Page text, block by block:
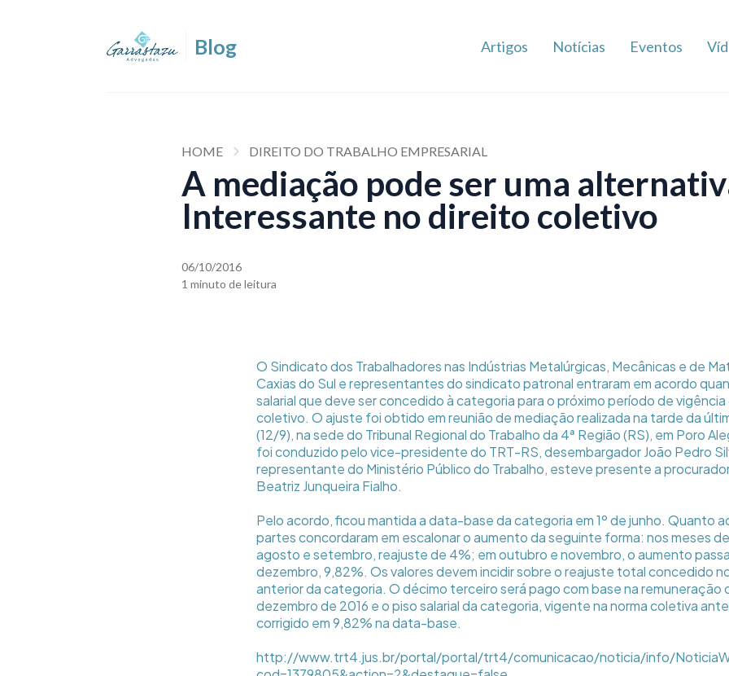
Artigos Notícias Eventos
HOME DIREITO DO TRABALHO EMPRESARIAL
A mediação pode ser uma
Interessante no direito coletivo
06/10/2016
1 minuto de leitura
O Sindicato dos Trabalhadores nas Indústrias Metalúrgicas, Mecânicas e de
Caxias do Sul e representantes do sindicato patronal entraram em acordo
salarial que deve ser concedido à categoria para o próximo período de
coletivo. O ajuste foi obtido em reunião de mediação realizada na tarde da
(12/9), na sede do Tribunal Regional do Trabalho da 4ª Região (RS), em Poro
foi conduzido pelo vice-presidente do TRT-RS, desembargador João Pedro
representante do Ministério Público do Trabalho, esteve presente a
Beatriz Junqueira Fialho.
Pelo acordo, ficou mantida a data-base da categoria em 1º de junho. Quanto
partes concordaram em escalonar o aumento da seguinte forma: nos meses
agosto e setembro, reajuste de 4%; em outubro e novembro, o aumento
dezembro, 9,82%. Os valores devem incidir sobre o reajuste total concedido
anterior da categoria. O décimo terceiro será pago com base na remuneração
dezembro de 2016 e o piso salarial da categoria, vigente na norma coletiva
corrigido em 9,82% na data-base.
http://www.trt4.jus.br/portal/portal/trt4/comunicacao/noticia/info/